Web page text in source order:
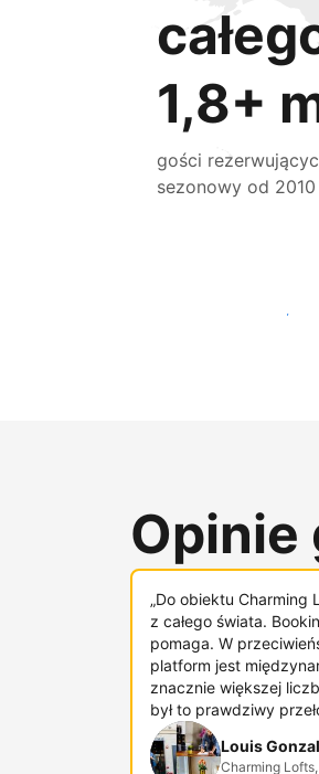
1,8+
gości
sezonowy od 2010
Dotrzyj do nowych
Opinie
„Do obiektu
z całego świata.
pomaga. W
platform jest
znacznie większej
był to prawdziwy
Louis
Charming